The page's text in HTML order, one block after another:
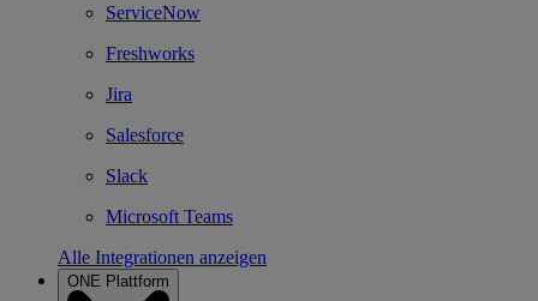
ServiceNow
Freshworks
Jira
Salesforce
Slack
Microsoft Teams
Alle Integrationen anzeigen
ONE Plattform